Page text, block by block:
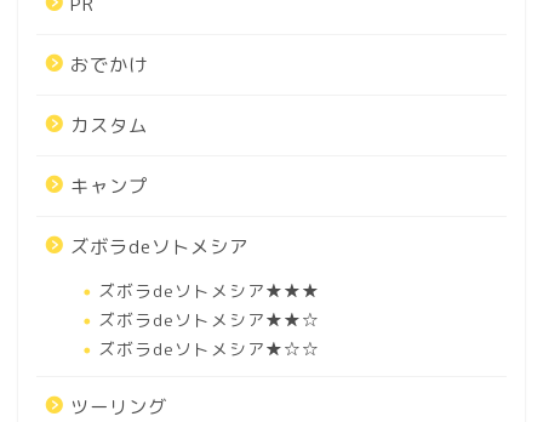
おでかけ
カスタム
キャンプ
ズボラdeソトメシア
ズボラdeソトメシア★★★
ズボラdeソトメシア★★☆
ズボラdeソトメシア★☆☆
ツーリング